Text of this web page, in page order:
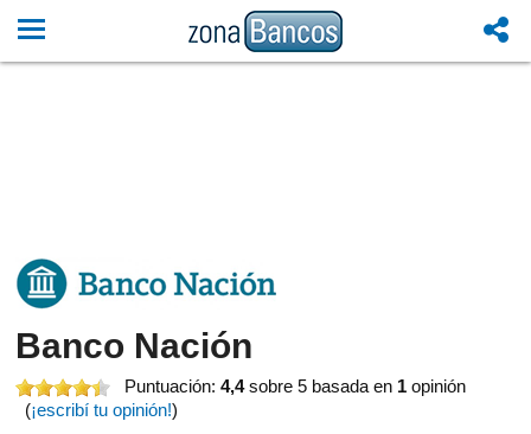
Banco Nación
Puntuación:4,4sobre 5 basada en 1 opinión
(¡escribí tu opinión!)